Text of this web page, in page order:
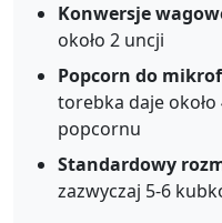
Konwersje
około 2 uncji
Popcorn do
torebka daje
popcornu
Standardowy
zazwyczaj 5-6